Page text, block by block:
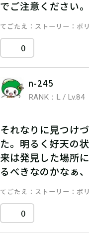
でご注意ください。
てごたえ ストーリー ボ
0
n-245
RANK：L / Lv.84
それなりに見つけ
た。明るく好天の
来は発見した場所
るべきなのかなぁ
てごたえ ストーリー ボ
0